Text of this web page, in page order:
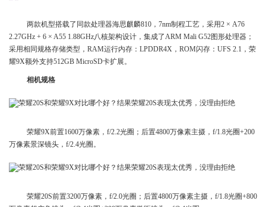
两款机型搭载了同款处理器海思麒麟810，7nm制程工艺，采用2 × A76
2.27GHz + 6 × A55 1.88GHz八核架构设计，集成了ARM Mali G52图形处理器；
采用相同规格存储类型，RAM运行内存：LPDDR4X，ROM闪存：UFS 2.1，荣
耀9X额外支持512GB MicroSD卡扩展。
相机规格
荣耀9X前置1600万像素，f/2.2光圈；后置4800万像素主摄，f/1.8光圈+200
万像素景深镜头，f/2.4光圈。
荣耀20S前置3200万像素，f/2.0光圈；后置4800万像素主摄，f/1.8光圈+800